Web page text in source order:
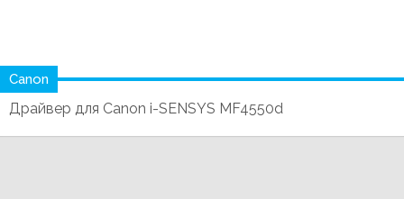
Canon
Драйвер для Canon i-SENSYS MF4550d